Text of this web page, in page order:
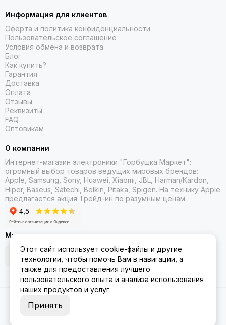
Информация для клиентов
Оферта и политика конфиденциальности
Пользовательское соглашение
Условия обмена и возврата
Блог
Как купить?
Гарантия
Доставка
Оплата
Отзывы
Реквизиты
FAQ
Оптовикам
О компании
Интернет-магазин электроники "Горбушка Маркет":
огромный выбор товаров ведущих мировых брендов:
Apple, Samsung, Sony, Huawei, Xiaomi, JBL, Harman/Kardon,
Hiper, Baseus, Satechi, Belkin, Pitaka, Spigen. На технику Apple
предлагается акция Трейд-ин по разумным ценам.
Мы в социальных сетях
2026 © Gorbushka Market.
Этот сайт использует cookie-файлы и другие
технологии, чтобы помочь Вам в навигации, а
также для предоставления лучшего
пользовательского опыта и анализа использования
наших продуктов и услуг.
Принять